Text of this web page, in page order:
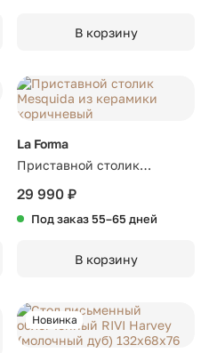
В корзину
La Forma
Приставной столик
Mesquida из керамики
29 990 ₽
Под заказ 55–65 дней
В корзину
Новинка